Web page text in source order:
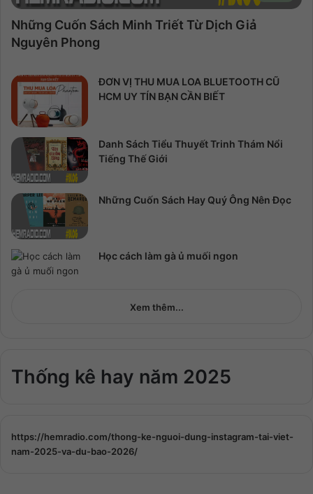
Những Cuốn Sách Minh Triết Từ Dịch Giả
Nguyên Phong
ĐƠN VỊ THU MUA LOA BLUETOOTH CŨ
HCM UY TÍN BẠN CẦN BIẾT
Danh Sách Tiểu Thuyết Trinh Thám Nổi
Tiếng Thế Giới
Những Cuốn Sách Hay Quý Ông Nên Đọc
Học cách làm gà ủ muối ngon
Xem thêm...
Thống kê hay năm 2025
https://hemradio.com/thong-ke-nguoi-dung-instagram-tai-viet-
nam-2025-va-du-bao-2026/